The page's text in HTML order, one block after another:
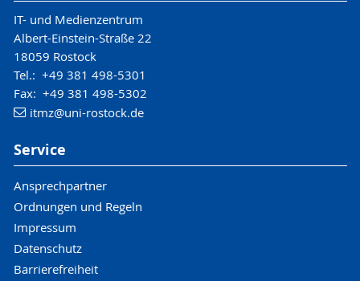
IT- und Medienzentrum
Albert-Einstein-Straße 22
18059 Rostock
Tel.: +49 381 498-5301
Fax: +49 381 498-5302
itmz@uni-rostock.de
Service
Ansprechpartner
Ordnungen und Regeln
Impressum
Datenschutz
Barrierefreiheit